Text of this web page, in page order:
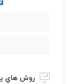
روش هاي